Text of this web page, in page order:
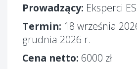
Prowadzący: Eksperci
Termin: 18 września
grudnia 2026 r.
Cena netto: 6000 zł